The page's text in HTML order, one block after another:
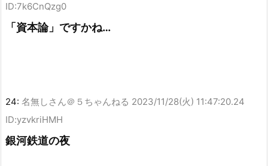
ID:7k6CnQzg0
「資本論」ですかね…
24: 名無しさん＠５ちゃんねる 2023/11/28(火) 11:47:20.24
ID:yzvkriHMH
銀河鉄道の夜